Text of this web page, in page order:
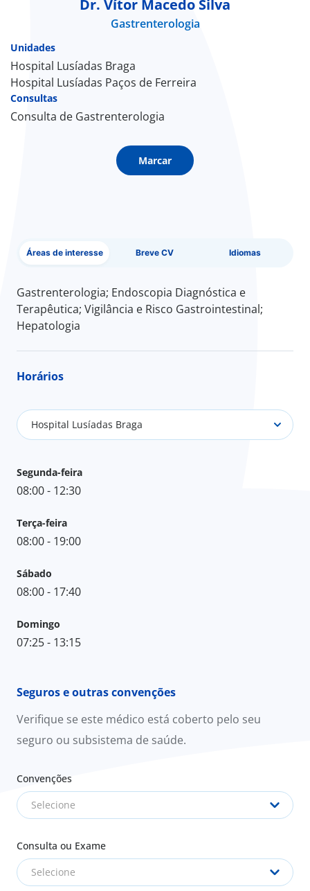
Dr. Vítor Macedo Silva
Gastrenterologia
Unidades
Hospital Lusíadas Braga
Hospital Lusíadas Paços de Ferreira
Consultas
Consulta de Gastrenterologia
Marcar
Áreas de interesse Breve CV Idiomas
Gastrenterologia; Endoscopia Diagnóstica e
Terapêutica; Vigilância e Risco Gastrointestinal;
Hepatologia
Horários
Hospital Lusíadas Braga
Segunda-feira
08:00 - 12:30
Terça-feira
08:00 - 19:00
Sábado
08:00 - 17:40
Domingo
07:25 - 13:15
Seguros e outras convenções
Verifique se este médico está coberto pelo seu
seguro ou subsistema de saúde.
Convenções
Selecione
Consulta ou Exame
Selecione